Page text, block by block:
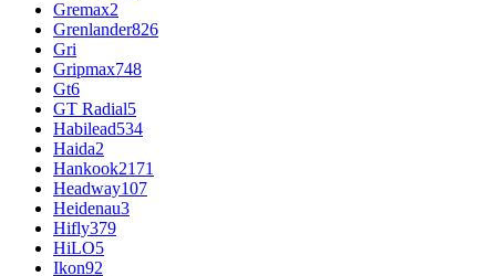
Gremax2
Grenlander826
Gri
Gripmax748
Gt6
GT Radial5
Habilead534
Haida2
Hankook2171
Headway107
Heidenau3
Hifly379
HiLO5
Ikon92